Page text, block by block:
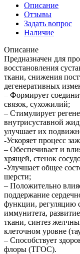
Описание
Отзывы
Задать вопрос
Наличие
Описание
Предназначен для
восстановления
ткани, снижения
дегенеративных
– Формирует
связок, сухожилий;
– Стимулирует
внутрисуставной
улучшает их
-Ускоряет процесс
– Обеспечивает и
хрящей, стенок
-Улучшает общее
шерсти;
– Положительно
поддержание
функции, регуляцию
иммунитета,
ткани, синтез
клеточном уровне
– Способствует
флоры (ТГОС).